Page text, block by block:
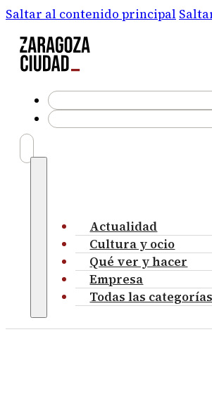
Saltar al contenido principal
Actualidad
Cultura y ocio
Qué ver y hacer
Empresa
Todas las categorías